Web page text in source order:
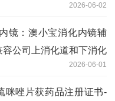
2026-06-02
镜：澳小宝消化内镜辅
容公司上消化道和下消化
2026-06-01
咪唑片获药品注册证书-